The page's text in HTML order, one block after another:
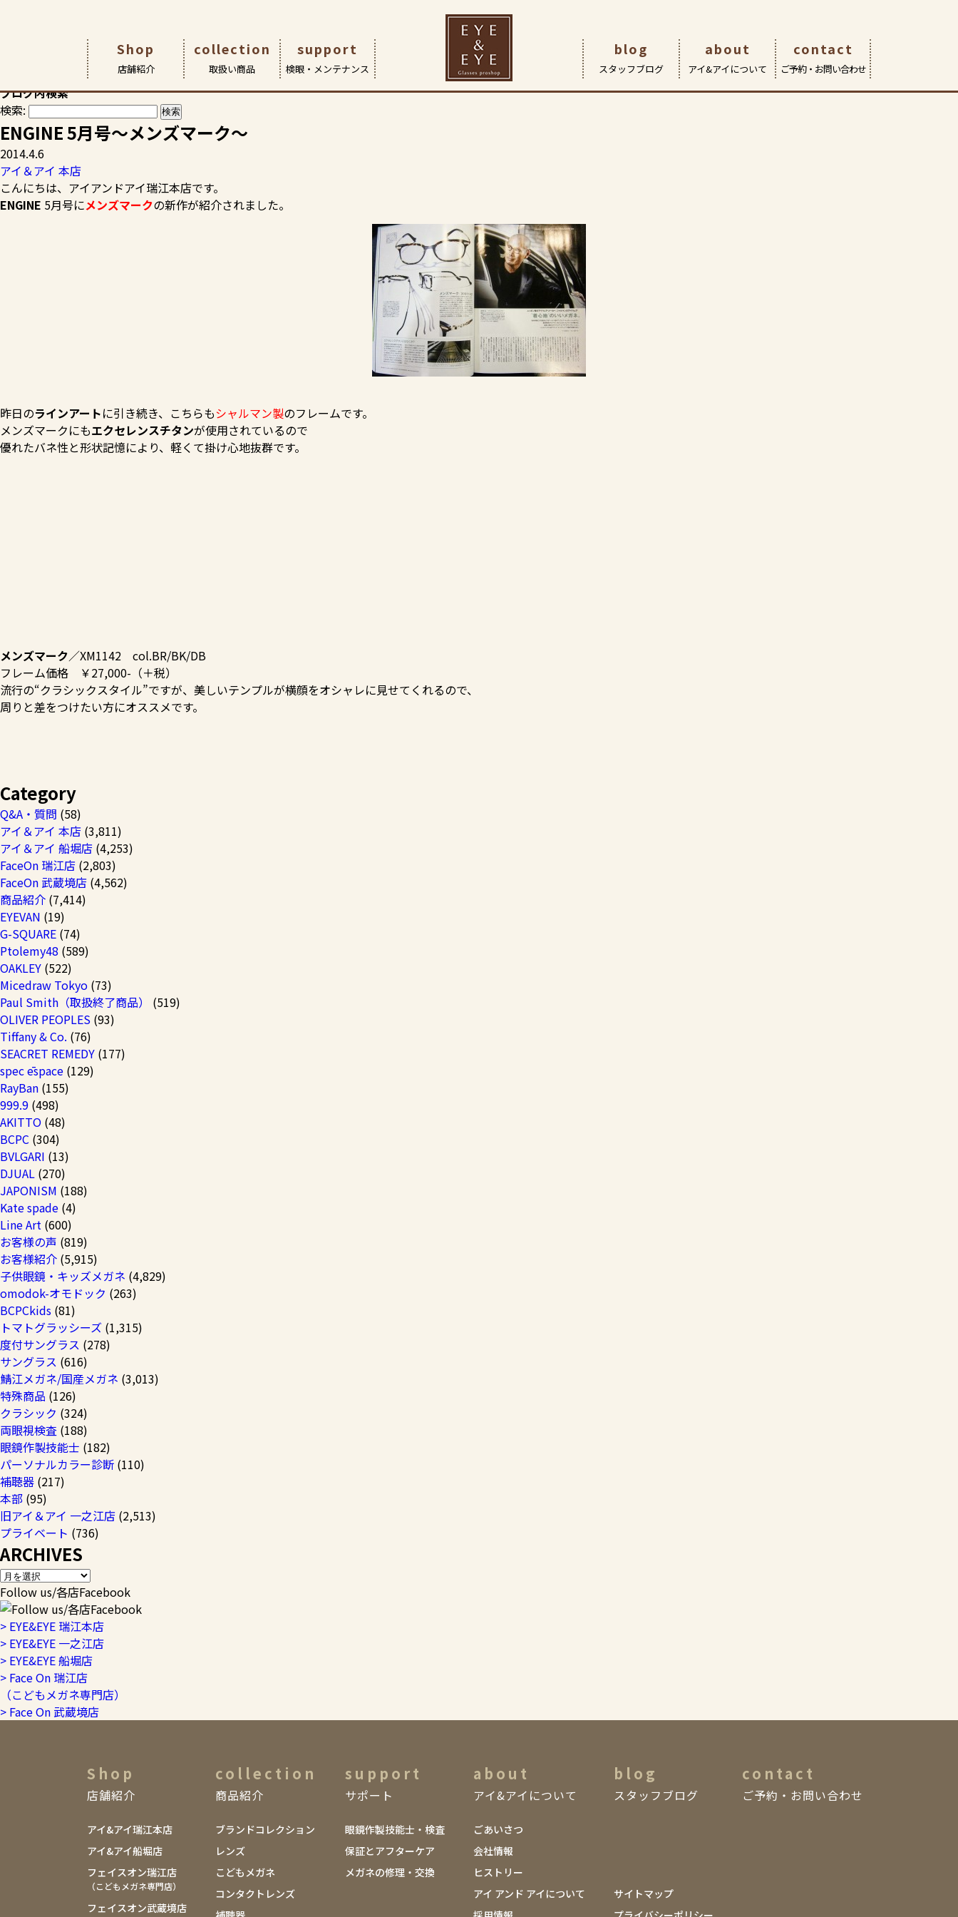
Shop
店舗紹介
店舗紹介
collection
取扱い商品
取扱商品
support
検眼・メンテナンス
検眼・メンテナンス
blog
スタッフブログ
about
アイ&アイについて
アイ&アイについて
contact
ご予約・お問い合わせ
お客様の素敵な笑顔やおすすめ商品など、各店からの情報満載です
ブログ内検索
検索:
ENGINE 5月号～メンズマーク～
2014.4.6
アイ＆アイ 本店
こんにちは、アイアンドアイ瑞江本店です。
ENGINE 5月号にメンズマークの新作が紹介されました。
昨日のラインアートに引き続き、こちらもシャルマン製のフレームです。
メンズマークにもエクセレンスチタンが使用されているので
優れたバネ性と形状記憶により、軽くて掛け心地抜群です。
メンズマーク／XM1142 col.BR/BK/DB
フレーム価格 ￥27,000-（＋税）
流行の“クラシックスタイル”ですが、美しいテンプルが横顔をオシャレに見せてくれるので、
周りと差をつけたい方にオススメです。
Category
Q&A・質問 (58)
アイ＆アイ 本店 (3,811)
アイ＆アイ 船堀店 (4,253)
FaceOn 瑞江店 (2,803)
FaceOn 武蔵境店 (4,562)
商品紹介 (7,414)
EYEVAN (19)
G-SQUARE (74)
Ptolemy48 (589)
OAKLEY (522)
Micedraw Tokyo (73)
Paul Smith（取扱終了商品）
(519)
OLIVER PEOPLES (93)
Tiffany & Co. (76)
SEACRET REMEDY (177)
spec ēspace (129)
RayBan (155)
999.9 (498)
AKITTO (48)
BCPC (304)
BVLGARI (13)
DJUAL (270)
JAPONISM (188)
Kate spade (4)
Line Art (600)
お客様の声 (819)
お客様紹介 (5,915)
子供眼鏡・キッズメガネ (4,829)
omodok-オモドック (263)
BCPCkids (81)
トマトグラッシーズ (1,315)
度付サングラス (278)
サングラス (616)
鯖江メガネ/国産メガネ (3,013)
特殊商品 (126)
クラシック (324)
両眼視検査 (188)
眼鏡作製技能士 (182)
パーソナルカラー診断 (110)
補聴器 (217)
本部 (95)
旧アイ＆アイ 一之江店 (2,513)
プライベート (736)
ARCHIVES
Follow us/各店Facebook
> EYE&EYE 瑞江本店
> EYE&EYE 一之江店
> EYE&EYE 船堀店
> Face On 瑞江店
（こどもメガネ専門店）
> Face On 武蔵境店
Shop
店舗紹介
アイ&アイ瑞江本店
アイ&アイ船堀店
フェイスオン瑞江店
（こどもメガネ専門店）
フェイスオン武蔵境店
collection
商品紹介
ブランドコレクション
レンズ
こどもメガネ
コンタクトレンズ
support
サポート
眼鏡作製技能士・検査
保証とアフターケア
メガネの修理・交換
about
アイ&アイについて
ごあいさつ
会社情報
ヒストリー
アイ アンド アイについて
blog
スタッフブログ
サイトマップ
contact
ご予約・お問い合わせ